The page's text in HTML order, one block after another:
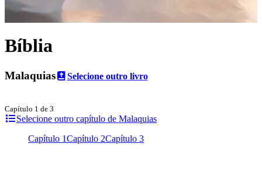
Bíblia
Malaquias Selecione outro livro
Capítulo 1 de 3
Selecione outro capítulo de Malaquias
Capítulo 1Capítulo 2Capítulo 3